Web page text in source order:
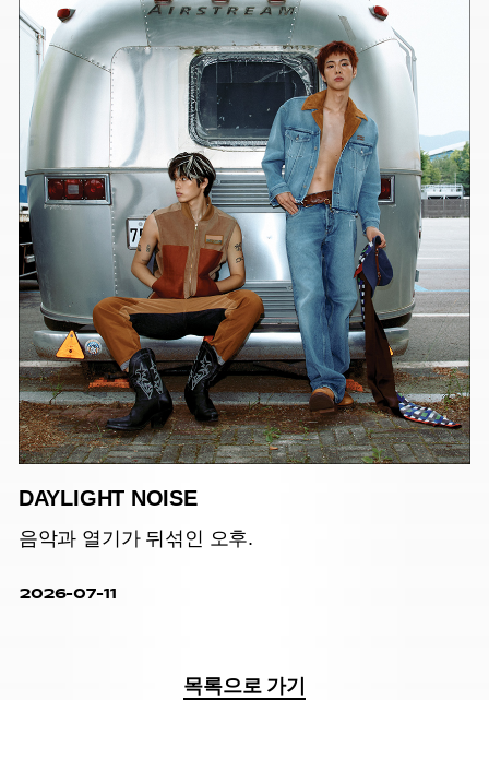
DAYLIGHT NOISE
음악과 열기가 뒤섞인 오후.
2026-07-11
목록으로 가기